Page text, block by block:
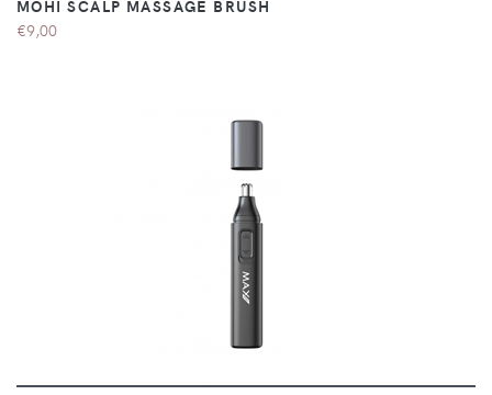
MOHI SCALP MASSAGE BRUSH
€9,00
DÉTAILS